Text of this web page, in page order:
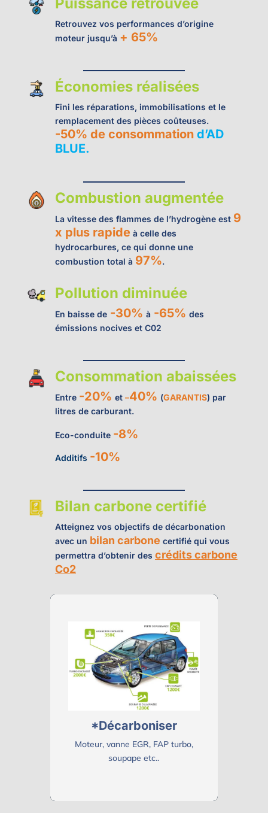
Retrouvez vos performances d’origine
moteur jusqu’à + 65%
Économies réalisées
Fini les réparations, immobilisations et le
remplacement des pièces coûteuses.
-50% de consommation d’AD
BLUE.
Combustion augmentée
La vitesse des flammes de l’hydrogène est 9
x plus rapideà celle des
hydrocarbures, ce qui donne une
combustion total à 97%.
Pollution diminuée
En baisse de-30% à -65% des
émissions nocives et C02
Consommation abaissées
Entre -20% et –40% (GARANTIS) par
litres de carburant.
Eco-conduite -8%
Additifs -10%
Bilan carbone certifié
Atteignez vos objectifs de décarbonation
avec un bilan carbone certifié qui vous
permettra d’obtenir des crédits carbone
Co2
*Décarboniser
Moteur, vanne EGR, FAP turbo,
soupape etc..
Décarboniser
Moteur, vanne EGR, FAP turbo,
soupape etc..